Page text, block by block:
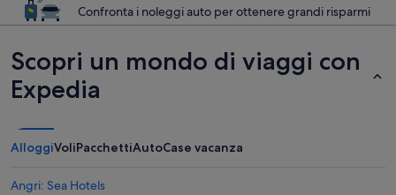
Confronta i noleggi auto per ottenere grandi risparmi
Scopri un mondo di viaggi con
Expedia
AlloggiVoliPacchettiAutoCase vacanza
Angri: Sea Hotels